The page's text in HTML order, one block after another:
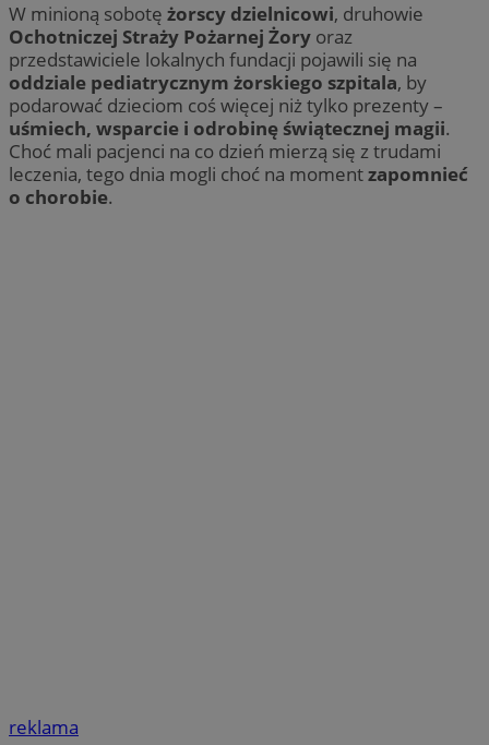
W minioną sobotę żorscy dzielnicowi, druhowie
Ochotniczej Straży Pożarnej Żory oraz
przedstawiciele lokalnych fundacji pojawili się na
oddziale pediatrycznym żorskiego szpitala, by
podarować dzieciom coś więcej niż tylko prezenty –
uśmiech, wsparcie i odrobinę świątecznej magii.
Choć mali pacjenci na co dzień mierzą się z trudami
leczenia, tego dnia mogli choć na momentzapomnieć
o chorobie.
reklama